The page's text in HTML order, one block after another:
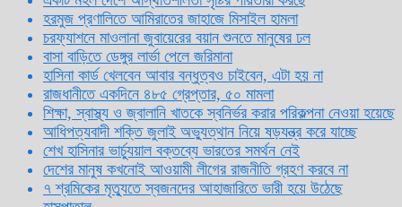
হরমুজ প্রণালিতে আমিরাতের জাহাজে মিসাইল হামলা
চরফ্যাশনে মাওলানা জুবায়েরের বয়ান শুনতে মানুষের ঢল
বাসা বাড়িতে ডেঙ্গুর লার্ভা পেলে জরিমানা
হাসিনা কার্ড খেলবেন আবার বন্ধুত্বও চাইবেন, এটা হয় না
রাজধানীতে একদিনে ৪৮৫ গ্রেপ্তার, ৫০ মামলা
শিক্ষা, স্বাস্থ্য ও জ্বালানি খাতকে স্বনির্ভর করার পরিকল্পনা নেওয়া হয়েছে
আধিপত্যবাদী শক্তি জুলাই অভ্যুত্থান নিয়ে ষড়যন্ত্র করে যাচ্ছে
শেখ হাসিনার ভার্চ্যুয়াল বক্তব্যে ভারতের সমর্থন নেই
দেশের মানুষ কখনোই আওয়ামী লীগের রাজনীতি গ্রহণ করবে না
৭ শ্রমিকের মৃত্যুতে স্বজনদের আহাজারিতে ভারী হয়ে উঠেছে